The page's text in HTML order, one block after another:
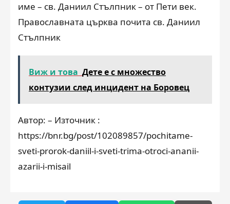
име – св. Даниил Стълпник – от Пети век.
Православната църква почита св. Даниил
Стълпник
Виж и това Дете е с множество
контузии след инцидент на Боровец
Автор: – Източник :
https://bnr.bg/post/102089857/pochitame-
sveti-prorok-daniil-i-sveti-trima-otroci-ananii-
azarii-i-misail